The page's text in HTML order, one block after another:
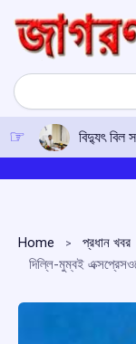
content
Search
বিদ্যুৎ বিল
Home
প্রধান খবর